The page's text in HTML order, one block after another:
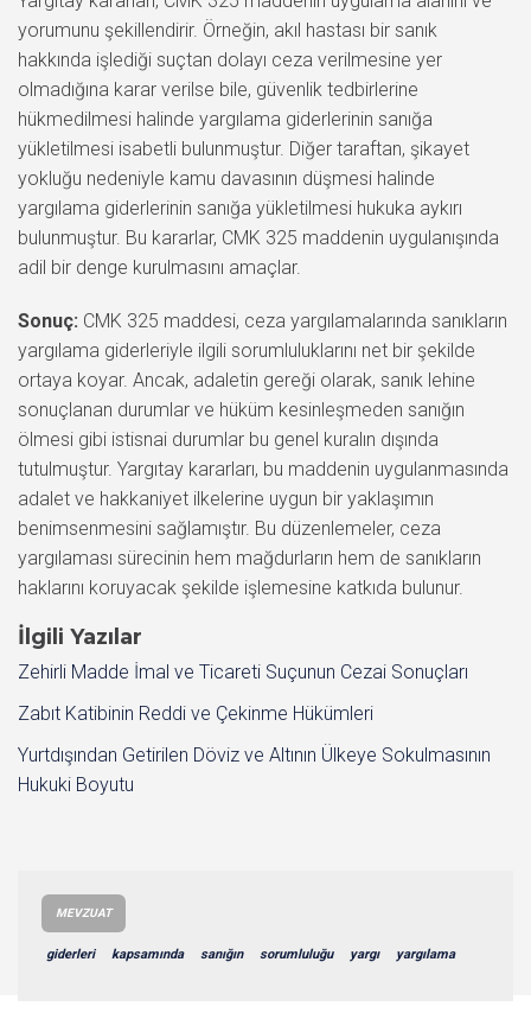
yorumunu şekillendirir. Örneğin, akıl hastası bir sanık
hakkında işlediği suçtan dolayı ceza verilmesine yer
olmadığına karar verilse bile, güvenlik tedbirlerine
hükmedilmesi halinde yargılama giderlerinin sanığa
yükletilmesi isabetli bulunmuştur. Diğer taraftan, şikayet
yokluğu nedeniyle kamu davasının düşmesi halinde
yargılama giderlerinin sanığa yükletilmesi hukuka aykırı
bulunmuştur. Bu kararlar, CMK 325 maddenin uygulanışında
adil bir denge kurulmasını amaçlar.
Sonuç: CMK 325 maddesi, ceza yargılamalarında sanıkların
yargılama giderleriyle ilgili sorumluluklarını net bir şekilde
ortaya koyar. Ancak, adaletin gereği olarak, sanık lehine
sonuçlanan durumlar ve hüküm kesinleşmeden sanığın
ölmesi gibi istisnai durumlar bu genel kuralın dışında
tutulmuştur. Yargıtay kararları, bu maddenin uygulanmasında
adalet ve hakkaniyet ilkelerine uygun bir yaklaşımın
benimsenmesini sağlamıştır. Bu düzenlemeler, ceza
yargılaması sürecinin hem mağdurların hem de sanıkların
haklarını koruyacak şekilde işlemesine katkıda bulunur.
İlgili Yazılar
Zehirli Madde İmal ve Ticareti Suçunun Cezai Sonuçları
Zabıt Katibinin Reddi ve Çekinme Hükümleri
Yurtdışından Getirilen Döviz ve Altının Ülkeye Sokulmasının
Hukuki Boyutu
MEVZUAT
giderleri kapsamında sanığın sorumluluğu yargı yargılama